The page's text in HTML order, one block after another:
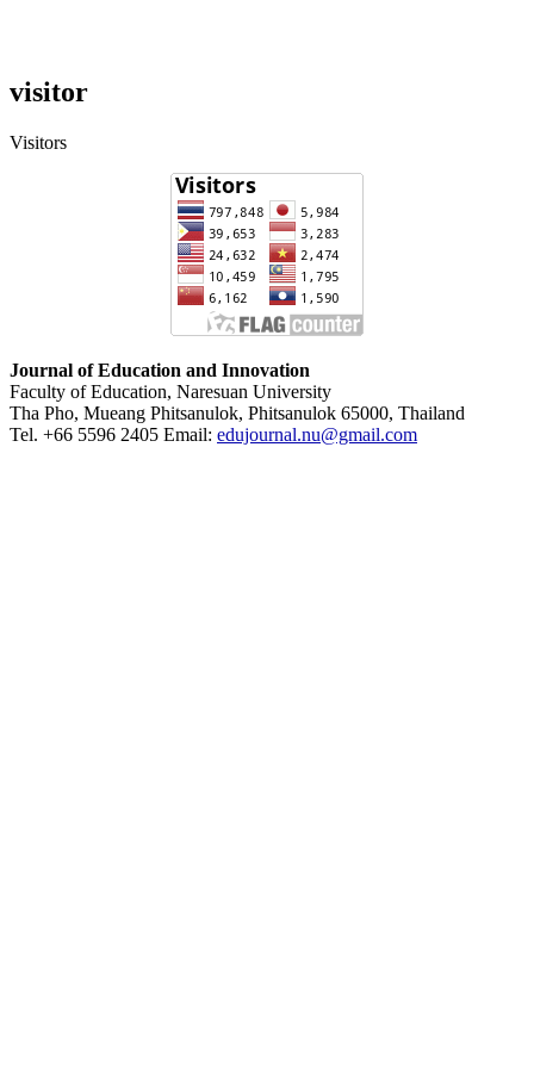
visitor
Visitors
Journal of Education and Innovation
Faculty of Education, Naresuan University
Tha Pho, Mueang Phitsanulok, Phitsanulok 65000, Thailand
Tel. +66 5596 2405 Email: edujournal.nu@gmail.com